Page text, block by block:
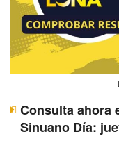
Consulta ahora
Sinuano Día: